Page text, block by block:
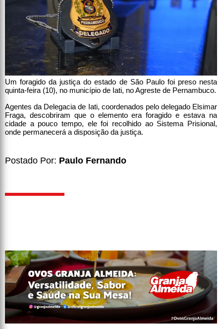
Um foragido da justiça do estado de São Paulo foi preso nesta
quinta-feira (10), no município de Iati, no Agreste de Pernambuco.
Agentes da Delegacia de Iati, coordenados pelo delegado Elsimar
Fraga, descobriram que o elemento era foragido e estava na
cidade a pouco tempo, ele foi recolhido ao Sistema Prisional,
onde permanecerá a disposição da justiça.
Postado Por: Paulo Fernando